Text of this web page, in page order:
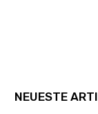
NEUESTE